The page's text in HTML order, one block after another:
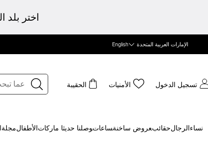
اختر
الإمارات العربية المتحدة English
تسجيل الدخول الأمنيات الحقيبة
نساء الرجالحقائب‍عروض ساخنة‍ساعات‍وصلنا حديثا ‍ ماركات الأطفالمجلة